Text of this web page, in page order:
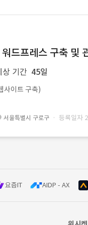
드프레스 구축 및
상 기간 45일
사이트 구축)
서울특별시 구로구 · 등록일자
요즘IT AIDP - AX